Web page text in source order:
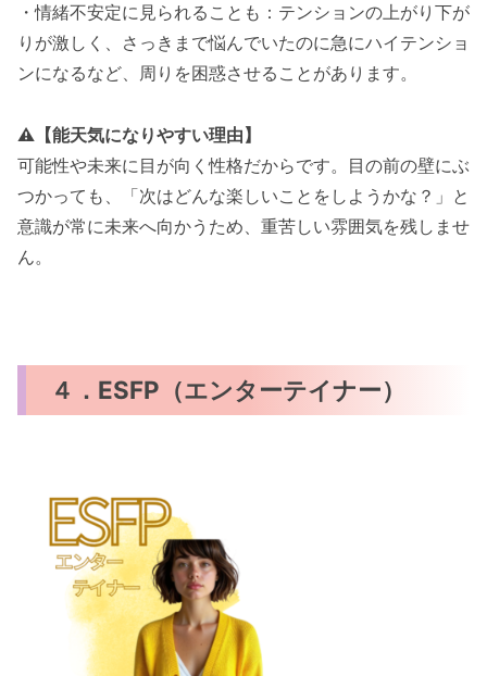
・情緒不安定に見られることも：テンションの上がり下が
りが激しく、さっきまで悩んでいたのに急にハイテンショ
ンになるなど、周りを困惑させることがあります。
⚠️ 【能天気になりやすい理由】
可能性や未来に目が向く性格だからです。目の前の壁にぶ
つかっても、「次はどんな楽しいことをしようかな？」と
意識が常に未来へ向かうため、重苦しい雰囲気を残しませ
ん。
４．ESFP（エンターテイナー）